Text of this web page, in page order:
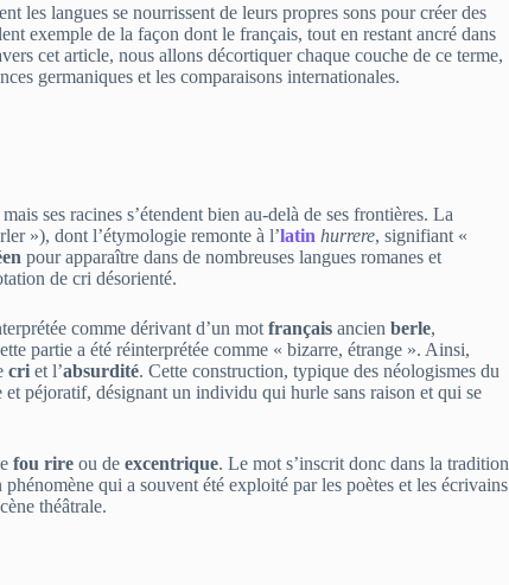
les langues se nourrissent de leurs propres sons pour créer des
exemple de la façon dont le français, tout en restant ancré dans
cet article, nous allons décortiquer chaque couche de ce terme,
germaniques et les comparaisons internationales.
mais ses racines s’étendent bien au-delà de ses frontières. La
»), dont l’étymologie remonte à l’latin hurrere, signifiant «
pour apparaître dans de nombreuses langues romanes et
de cri désorienté.
comme dérivant d’un mot français ancien berle,
partie a été réinterprétée comme « bizarre, étrange ». Ainsi,
cri et l’absurdité. Cette construction, typique des néologismes du
péjoratif, désignant un individu qui hurle sans raison et qui se
fou rire ou de excentrique. Le mot s’inscrit donc dans la tradition
qui a souvent été exploité par les poètes et les écrivains
théâtrale.